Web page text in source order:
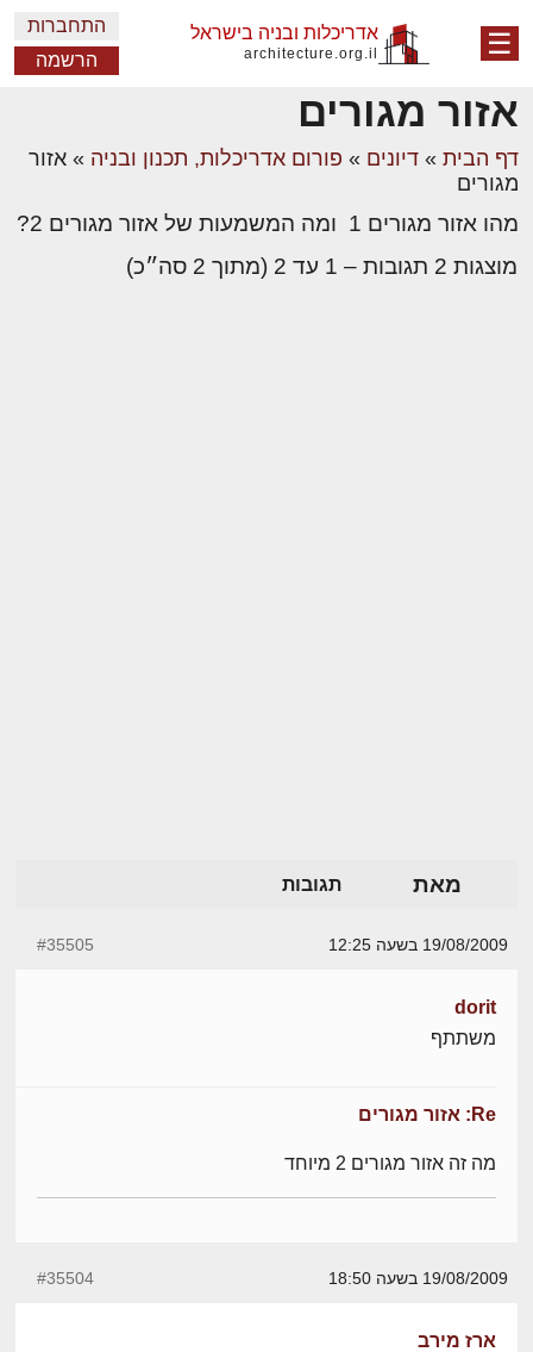
☰ אדריכלות ובניה בישראל
architecture.org.il
התחברות
הרשמה
אזור מגורים
דף הבית » דיונים » פורום אדריכלות, תכנון ובניה » אזור
מגורים
מהו אזור מגורים 1 ומה המשמעות של אזור מגורים 2?
מוצגות 2 תגובות – 1 עד 2 (מתוך 2 סה״כ)
מאת תגובות
19/08/2009 בשעה 12:25 #35505
dorit
משתתף
Re: אזור מגורים
מה זה אזור מגורים 2 מיוחד
19/08/2009 בשעה 18:50 #35504
ארז מירב